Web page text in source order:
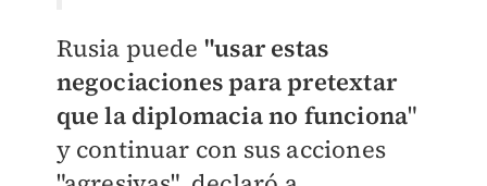
Rusia puede "usar estas
negociaciones para pretextar
que la diplomacia no funciona"
y continuar con sus acciones